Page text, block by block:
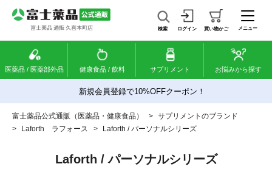
検索 ログイン 買い物かご メニュー
医薬品 / 医薬部外品 健康食品 / 飲料 サプリメント お悩みから探す
新規会員登録で10%OFFクーポン！
富士薬品公式通販（医薬品・健康食品） > サプリメントのブランド
>
Laforth ラフォース > Laforth / パーソナルシリーズ
Laforth / パーソナルシリーズ